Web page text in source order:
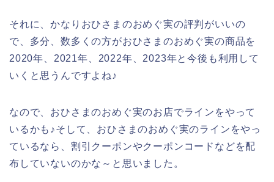
それに、かなりおひさまのおめぐ実の評判がいいの
で、多分、数多くの方がおひさまのおめぐ実の商品を
2020年、2021年、2022年、2023年と今後も利用して
いくと思うんですよね♪
なので、おひさまのおめぐ実のお店でラインをやって
いるかも♪そして、おひさまのおめぐ実のラインをやっ
ているなら、割引クーポンやクーポンコードなどを配
布していないのかな～と思いました。